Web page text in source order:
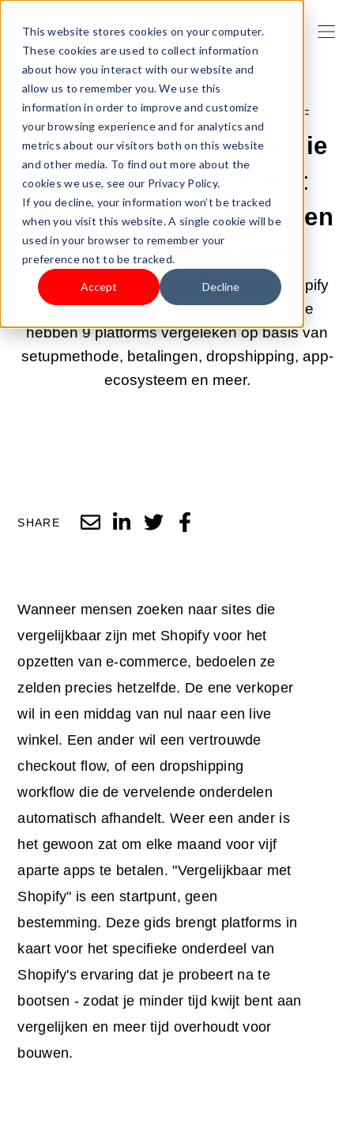
This website stores cookies on your computer.
These cookies are used to collect information
about how you interact with our website and
allow us to remember you. We use this
information in order to improve and customize
your browsing experience and for analytics and
metrics about our visitors both on this website
and other media. To find out more about the
cookies we use, see our Privacy Policy.
If you decline, your information won’t be tracked
when you visit this website. A single cookie will be
used in your browser to remember your
preference not to be tracked.
Accept Decline
13-MEI-2026 9:00:03 | START EEN BEDRIJF
Aanbevolen websites die
vergelijkbaar zijn met
Shopify voor het opzetten
van een webwinkel
Op zoek naar sites vergelijkbaar met Shopify
voor het opzetten van e-commerce? We
hebben 9 platforms vergeleken op basis van
setupmethode, betalingen, dropshipping, app-
ecosysteem en meer.
SHARE
Wanneer mensen zoeken naar sites die
vergelijkbaar zijn met Shopify voor het
opzetten van e-commerce, bedoelen ze
zelden precies hetzelfde. De ene verkoper
wil in een middag van nul naar een live
winkel. Een ander wil een vertrouwde
checkout flow, of een dropshipping
workflow die de vervelende onderdelen
automatisch afhandelt. Weer een ander is
het gewoon zat om elke maand voor vijf
aparte apps te betalen. "Vergelijkbaar met
Shopify" is een startpunt, geen
bestemming. Deze gids brengt platforms in
kaart voor het specifieke onderdeel van
Shopify's ervaring dat je probeert na te
bootsen - zodat je minder tijd kwijt bent aan
vergelijken en meer tijd overhoudt voor
bouwen.